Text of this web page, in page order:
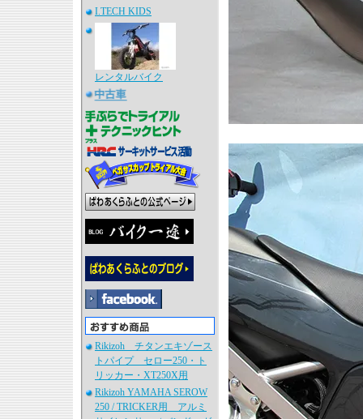
I.TECH KIDS
レンタルバイク
Rikizoh チタンエキゾース
トパイプ セロー250・ト
リッカー・XT250X用
Rikizoh YAMAHA SEROW
250 / TRICKER用 アルミ